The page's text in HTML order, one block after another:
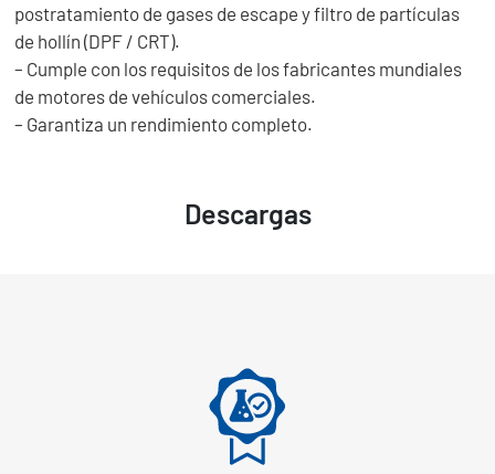
Descargas
postratamiento de gases de escape y filtro de partículas
de hollín (DPF / CRT).
– Cumple con los requisitos de los fabricantes mundiales
de motores de vehículos comerciales.
– Garantiza un rendimiento completo.